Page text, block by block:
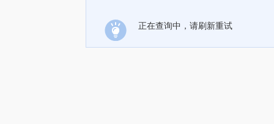
正在查询中，请刷新重试